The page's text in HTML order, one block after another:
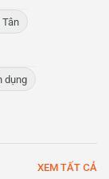
dụng
XEM TẤT CẢ